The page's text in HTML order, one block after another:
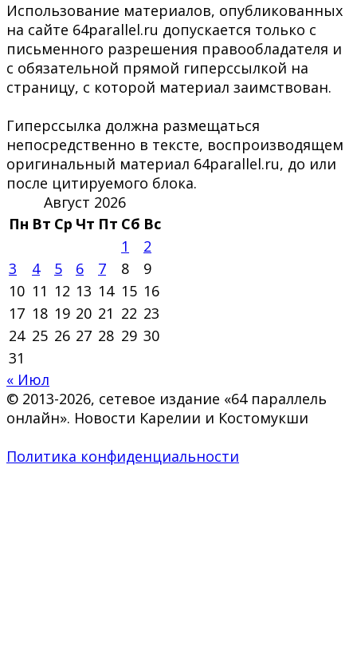
Использование материалов, опубликованных
на сайте 64parallel.ru допускается только с
письменного разрешения правообладателя и
с обязательной прямой гиперссылкой на
страницу, с которой материал заимствован.
Гиперссылка должна размещаться
непосредственно в тексте, воспроизводящем
оригинальный материал 64parallel.ru, до или
после цитируемого блока.
Август 2026
Пн Вт Ср Чт Пт Сб Вс
1
2
3
4 5 6 7 8
9
10 11 12 13 14 15 16
17 18 19 20 21 22 23
24 25 26 27 28 29 30
31
« Июл
© 2013-2026, сетевое издание «64 параллель
онлайн». Новости Карелии и Костомукши
Политика конфиденциальности